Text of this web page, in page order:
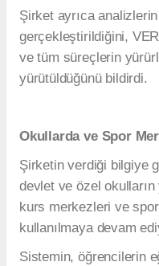
Şirket ayrıca
gerçekleştirildiğini,
ve tüm süreçlerin
yürütüldüğünü bildirdi.
Okullarda ve Spor
Şirketin verdiği bilgiye
devlet ve özel okulların
kurs merkezleri ve
kullanılmaya devam
Sistemin, öğrencilerin